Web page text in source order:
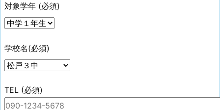
対象学年 (必須)
学校名(必須)
TEL (必須)